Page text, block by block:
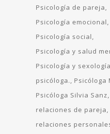
Psicología de pareja
Psicología emocional
Psicología social
Psicología y salud
Psicología y sexología
psicóloga.
Psicóloga
Psicóloga Silvia Sanz
relaciones de pareja
relaciones